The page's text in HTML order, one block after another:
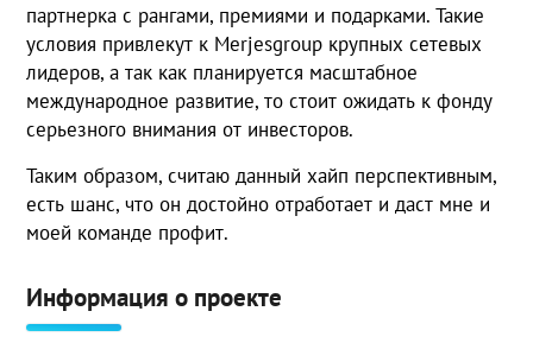
партнерка с рангами, премиями и подарками. Такие
условия привлекут к Merjesgroup крупных сетевых
лидеров, а так как планируется масштабное
международное развитие, то стоит ожидать к фонду
серьезного внимания от инвесторов.
Таким образом, считаю данный хайп перспективным,
есть шанс, что он достойно отработает и даст мне и
моей команде профит.
Информация о проекте